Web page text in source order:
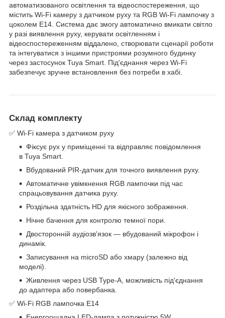
автоматизованого освітлення та відеоспостереження, що
містить Wi-Fi камеру з датчиком руху та RGB Wi-Fi лампочку з
цоколем E14. Система дає змогу автоматично вмикати світло
у разі виявлення руху, керувати освітленням і
відеоспостереженням віддалено, створювати сценарії роботи
та інтегуватися з іншими пристроями розумного будинку
через застосунок Tuya Smart. Під'єднання через Wi-Fi
забезпечує зручне встановлення без потреби в хабі.
Склад комплекту
✅ Wi-Fi камера з датчиком руху
Фіксує рух у приміщенні та відправляє повідомлення
в Tuya Smart.
Вбудований PIR-датчик для точного виявлення руху.
Автоматичне увімкнення RGB лампочки під час
спрацьовування датчика руху.
Роздільна здатність HD для якісного зображення.
Нічне бачення для контролю темної пори.
Двосторонній аудіозв'язок — вбудований мікрофон і
динамік.
Записування на microSD або хмару (залежно від
моделі).
Живлення через USB Type-A, можливість під'єднання
до адаптера або повербанка.
✅ Wi-Fi RGB лампочка E14